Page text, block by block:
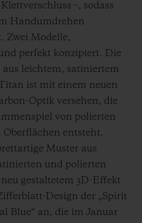
–, sodass
Handumdrehen
Zwei Modelle,
perfekt konzipiert. Die
aus leichtem, satiniertem
ist mit einem neuen
Optik versehen, die
von polierten
entsteht.
Muster aus
und polierten
gestaltetem 3D-Effekt
Design der „Spirit
Blue“ an, die im Januar